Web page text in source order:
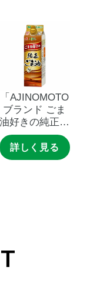
「AJINOMOTO
ブランド ごま
油好きの純正ご
ま油」５００
ｇスマートグリ
ーンパック
詳しく見る